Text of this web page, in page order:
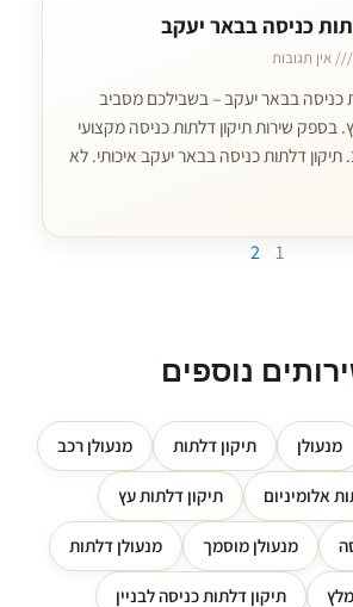
כניסה בבאר יעקב
אין תגובות
כניסה בבאר יעקב – בשבילכם מסביב
בספק שירות תיקון דלתות כניסה מקצועי
דלתות כניסה בבאר יעקב איכותי. לא
1
2
נוספים
מנעולן תיקון דלתות מנעולן רכב
אלומיניום תיקון דלתות עץ
מנעולן מוסמך מנעולן דלתות
תיקון דלתות כניסה לבניין